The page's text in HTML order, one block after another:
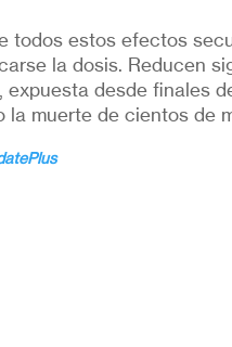
todos estos efectos
la dosis. Reducen
expuesta desde finales
la muerte de cientos de